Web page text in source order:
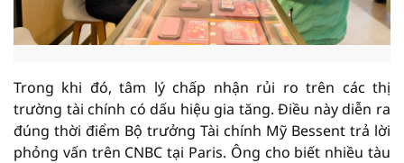
Trong khi đó, tâm lý chấp nhận rủi ro trên các thị
trường tài chính có dấu hiệu gia tăng. Điều này diễn ra
đúng thời điểm Bộ trưởng Tài chính Mỹ Bessent trả lời
phỏng vấn trên CNBC tại Paris. Ông cho biết nhiều tàu